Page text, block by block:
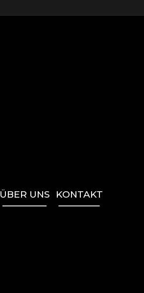
ÜBER UNS KONTAKT